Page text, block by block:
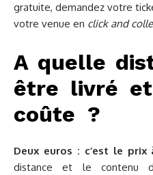
gratuite, demandez votre
votre venue en click and
A quelle
être livré
coûte ?
Deux euros : c’est le
distance et le contenu